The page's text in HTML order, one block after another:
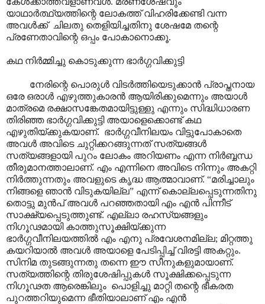
യാഥാർത്ഥ്യത്തിന്റെ ലോകത്ത് വിഹരിക്കേണ്ടി വന്ന
അവൾക്ക് ചിലതു തെളിയിച്ചതിനു ശേഷമേ തന്റെ
പ്രണേതാവിന്റെ ഒപ്പം പോകാനൊക്കൂ.
കഥ നിർമ്മിച്ചു കൊടുക്കുന്ന ഭാർഗ്ഗവിക്കുട്ടി
നേരിന്റെ പൊരുൾ വിടർത്തിയെടുക്കാൻ പ്രാപ്തനായ
ഒരേ ഒരാൾ എഴുത്തുകാരൻ ആയിരിക്കുമെന്നും അയാൾ
മാത്രമെ രക്ഷാസങ്കേതമായിട്ടുള്ളു എന്നും സിദ്ധിധാരണ
തിരിഞ്ഞ ഭാർഗ്ഗവിക്കുട്ടി അയാളെക്കൊണ്ട് കഥ
എഴുതിയ്ക്കുകയാണ്. ഭാർഗ്ഗവീനിലയം വിട്ടുപോകാതെ
അവൾ അവിടെ ചുറ്റിക്കറങ്ങുന്നത് സത്യങ്ങൾ
സത്യങ്ങളായി പുറം ലോകം അറിയണം എന്ന നിർബ്ബന്ധ
തീരുമാനത്താലാണ്. എം എന്നിനെ അവിടെ നിന്നും അകറ്റി
നിർത്തുന്നതും അവളുടെ കൃദ്ധ ആത്മാവാണ്. “മരിച്ചാലും
നിങ്ങളെ ഞാൻ വിടുകയില്ല” എന്ന് കൊല്ലപ്പെടുന്നതിനു
തൊട്ടു മുൻപ് അവൾ പറഞ്ഞതായി എം എൻ പിന്നീട്
സാക്ഷ്യപ്പെടുത്തുണ്ട്. എല്ലാ രഹസ്യങ്ങളും
നിഗൂഢമായി കാത്തുസൂക്ഷിയ്ക്കുന്ന
ഭാർഗ്ഗവീനിലയത്തിൽ എം എനു പ്രവേശനമില്ല; മിറ്റത്തു
കയറിയാൽ അവൾ അയാളെ പേടിപ്പിച്ച് വിരട്ടി അകറ്റും.
സിനിമ തുടങ്ങുന്നതു തന്നെ ഈ സീനുകളുമായാണ്.
സത്യത്തിന്റെ തിരുശേഷിപ്പുകൾ സൂക്ഷിക്കപ്പെടുന്ന
നിഗൂഢത ആരെങ്കിലും പൊളിച്ചു മാറ്റി തന്റെ ഭീകരത
പുറത്തറിയുമെന്ന ഭീതിയാലാണ് എം എൻ